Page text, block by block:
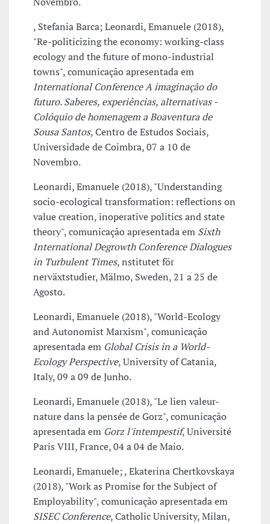
, Stefania Barca; Leonardi, Emanuele (2018),
"Re-politicizing the economy: working-class
ecology and the future of mono-industrial
towns", comunicação apresentada em
International Conference A imaginação do
futuro. Saberes, experiências, alternativas -
Colóquio de homenagem a Boaventura de
Sousa Santos, Centro de Estudos Sociais,
Universidade de Coimbra, 07 a 10 de
Novembro.
Leonardi, Emanuele (2018), "Understanding
socio-ecological transformation: reflections on
value creation, inoperative politics and state
theory", comunicação apresentada em Sixth
International Degrowth Conference Dialogues
in Turbulent Times, nstitutet för
nerväxtstudier, Mälmo, Sweden, 21 a 25 de
Agosto.
Leonardi, Emanuele (2018), "World-Ecology
and Autonomist Marxism", comunicação
apresentada em Global Crisis in a World-
Ecology Perspective, University of Catania,
Italy, 09 a 09 de Junho.
Leonardi, Emanuele (2018), "Le lien valeur-
nature dans la pensée de Gorz", comunicação
apresentada em Gorz l'intempestif, Université
Paris VIII, France, 04 a 04 de Maio.
Leonardi, Emanuele; , Ekaterina Chertkovskaya
(2018), "Work as Promise for the Subject of
Employability", comunicação apresentada em
SISEC Conference, Catholic University, Milan,